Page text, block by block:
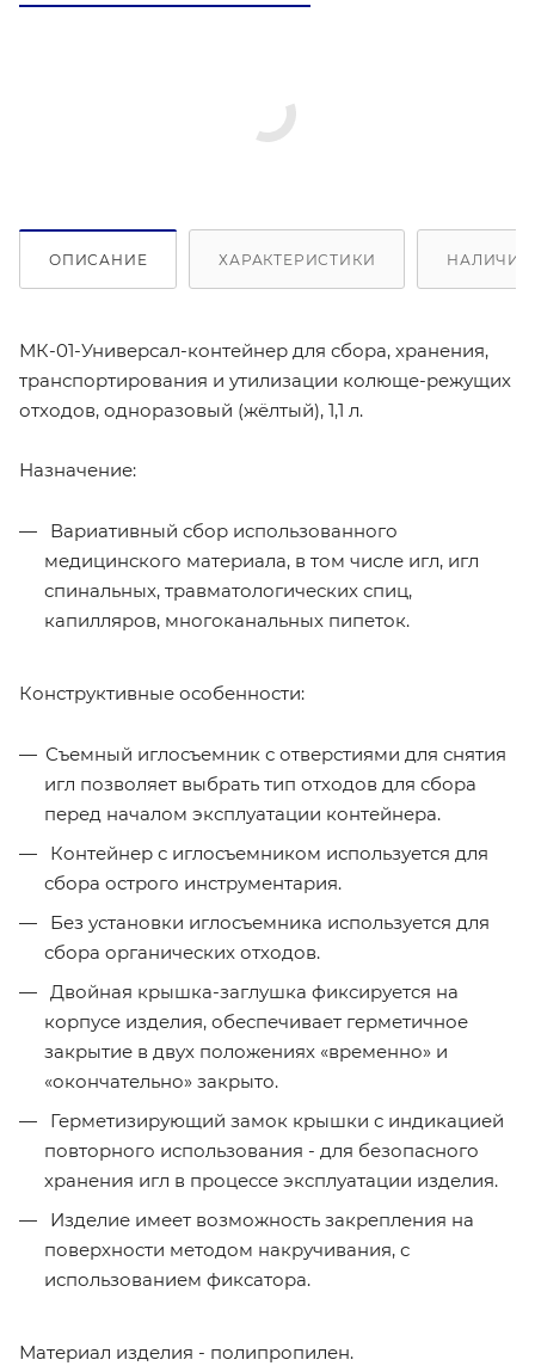
ОПИСАНИЕ ХАРАКТЕРИСТИКИ НАЛИЧИЕ
МК-01-Универсал-контейнер для сбора, хранения,
транспортирования и утилизации колюще-режущих
отходов, одноразовый (жёлтый), 1,1 л.
Назначение:
Вариативный сбор использованного
медицинского материала, в том числе игл, игл
спинальных, травматологических спиц,
капилляров, многоканальных пипеток.
Конструктивные особенности:
Съемный иглосъемник с отверстиями для снятия
игл позволяет выбрать тип отходов для сбора
перед началом эксплуатации контейнера.
Контейнер с иглосъемником используется для
сбора острого инструментария.
Без установки иглосъемника используется для
сбора органических отходов.
Двойная крышка-заглушка фиксируется на
корпусе изделия, обеспечивает герметичное
закрытие в двух положениях «временно» и
«окончательно» закрыто.
Герметизирующий замок крышки с индикацией
повторного использования - для безопасного
хранения игл в процессе эксплуатации изделия.
Изделие имеет возможность закрепления на
поверхности методом накручивания, с
использованием фиксатора.
Материал изделия - полипропилен.